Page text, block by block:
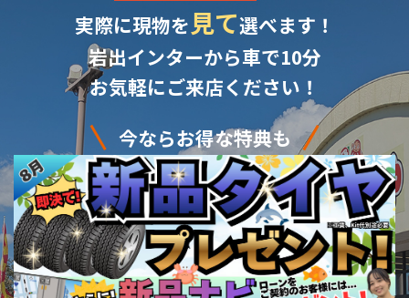
実際に現物を見て選べます！
岩出インターから車で10分
お気軽にご来店ください！
今ならお得な特典も